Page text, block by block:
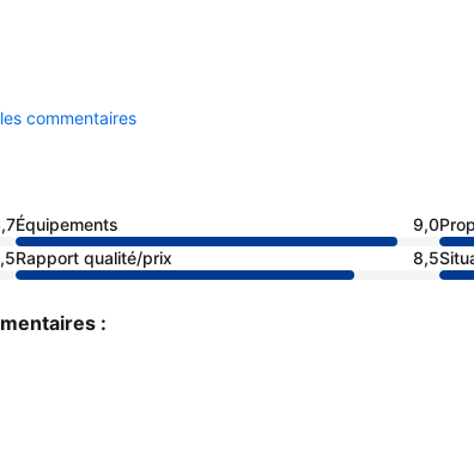
commentaires
Équipements 9,0
Rapport qualité/prix 8,5
: